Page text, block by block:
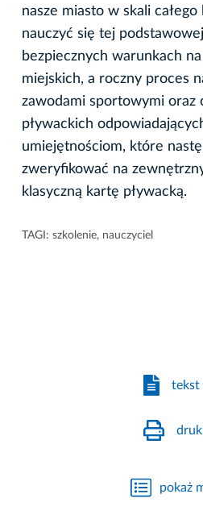
nasze miasto w skali
nauczyć się tej
bezpiecznych warunkach
miejskich, a roczny proces
zawodami sportowymi oraz
pływackich
umiejętnościom, które
zweryfikować na
klasyczną kartę pływacką.
TAGI: szkolenie, nauczyciel
tekst
pokaż